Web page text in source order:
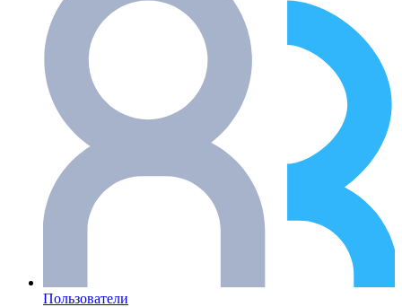
Пользователи